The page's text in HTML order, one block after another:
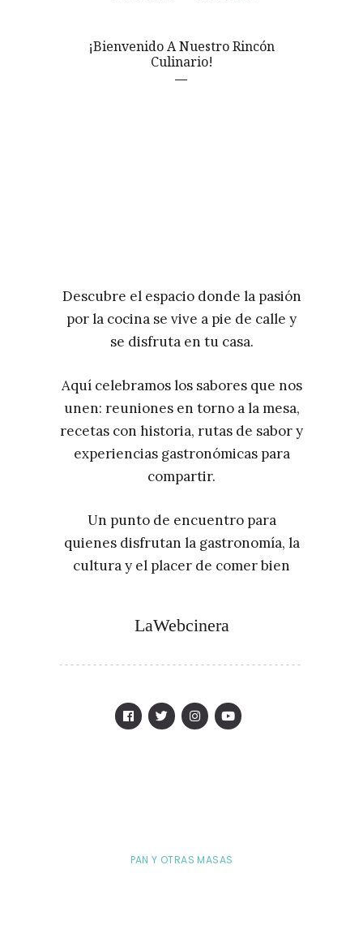
¡Bienvenido A Nuestro Rincón
Culinario!
Descubre el espacio donde la pasión
por la cocina se vive a pie de calle y
se disfruta en tu casa.
Aquí celebramos los sabores que nos
unen: reuniones en torno a la mesa,
recetas con historia, rutas de sabor y
experiencias gastronómicas para
compartir.
Un punto de encuentro para
quienes disfrutan la gastronomía, la
cultura y el placer de comer bien
LaWebcinera
PAN Y OTRAS MASAS